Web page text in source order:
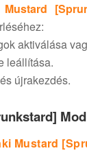
aktiválása
leállítása.
újrakezdés.
Mustard